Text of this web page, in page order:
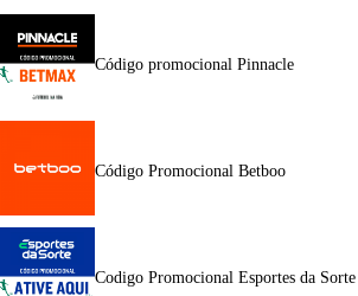
Código promocional Pinnacle
Código Promocional Betboo
Codigo Promocional Esportes da Sorte